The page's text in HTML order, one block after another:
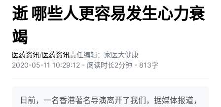
逝 哪些人更容易发生心力衰
竭
医药资讯/医药资讯责任编辑：家医大健康
2020-05-11 10:29:12 - 阅读时长2分钟 - 813字
日前，一名香港著名导演离开了我们，据媒体报道，